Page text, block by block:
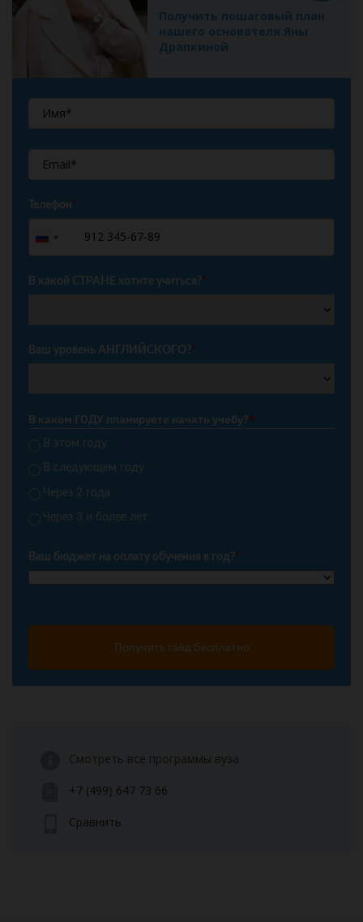
Получить пошаговый план
нашего основателя Яны
Драпкиной
Телефон*
Russia
+7
В какой СТРАНЕ хотите учиться?*
Ваш уровень АНГЛИЙСКОГО?*
В каком ГОДУ планируете начать учебу?*
В этом году
В следующем году
Через 2 года
Через 3 и более лет
Ваш бюджет на оплату обучения в год?*
Получить гайд бесплатно
Смотреть все программы вуза
+7 (499) 647 73 66
Сравнить